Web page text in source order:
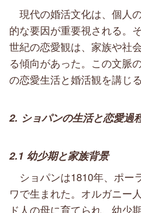
現代の婚活文化は、個人
的な要因が重要視される。
世紀の恋愛観は、家族や社
る傾向があった。この文脈
の恋愛生活と婚活観を講じる
2. ショパンの生活と恋愛過
2.1 幼少期と家族背景
ショパンは1810年、ポー
ワで生まれた。オルガニー
ド人の母に育てられ、幼少